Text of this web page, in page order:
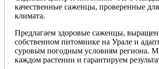
качественные саженцы, проверенные для
климата.
Предлагаем здоровые саженцы,
собственном питомнике на Урале и
суровым погодным условиям региона.
каждом растении и гарантируем